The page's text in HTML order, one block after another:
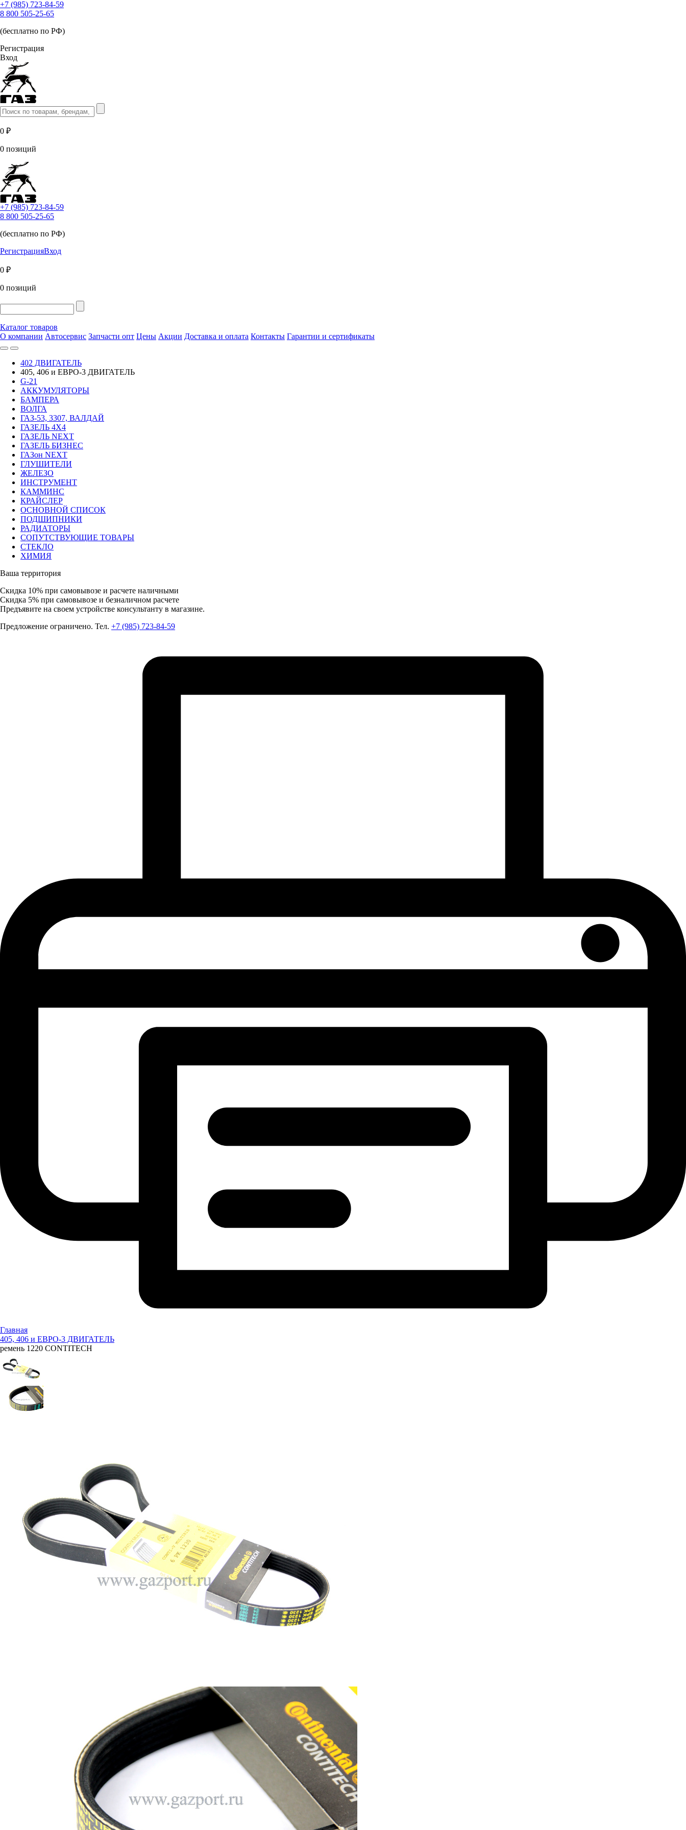
+7 (985) 723-84-59
8 800 505-25-65
(бесплатно по РФ)
Регистрация
Вход
0 ₽
0 позиций
+7 (985) 723-84-59
8 800 505-25-65
(бесплатно по РФ)
РегистрацияВход
0 ₽
0 позиций
Каталог товаров
О компании Автосервис Запчасти опт Цены Акции Доставка и оплата Контакты Гарантии и сертификаты
402 ДВИГАТЕЛЬ
405, 406 и ЕВРО-3 ДВИГАТЕЛЬ
G-21
АККУМУЛЯТОРЫ
БАМПЕРА
ВОЛГА
ГАЗ-53, 3307, ВАЛДАЙ
ГАЗЕЛЬ 4Х4
ГАЗЕЛЬ NEXT
ГАЗЕЛЬ БИЗНЕС
ГАЗон NEXT
ГЛУШИТЕЛИ
ЖЕЛЕЗО
ИНСТРУМЕНТ
КАММИНС
КРАЙСЛЕР
ОСНОВНОЙ СПИСОК
ПОДШИПНИКИ
РАДИАТОРЫ
СОПУТСТВУЮЩИЕ ТОВАРЫ
СТЕКЛО
ХИМИЯ
Ваша территория
Скидка 10% при самовывозе и расчете наличными
Скидка 5% при самовывозе и безналичном расчете
Предъявите на своем устройстве консультанту в магазине.
Предложение ограничено. Тел. +7 (985) 723-84-59
Главная
405, 406 и ЕВРО-3 ДВИГАТЕЛЬ
ремень 1220 CONTITECH